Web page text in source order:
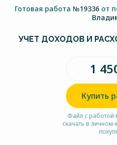
Готовая работа №19336 от
УЧЕТ ДОХОДОВ И
1
Купить
Файл с работой
скачать в личном